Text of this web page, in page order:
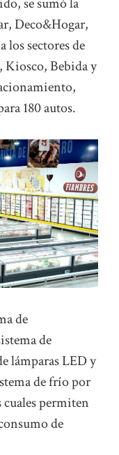
Deco&Hogar,
los sectores de
Kiosco, Bebida y
180 autos.
de
de
lámparas LED y
de frío por
cuales permiten
de